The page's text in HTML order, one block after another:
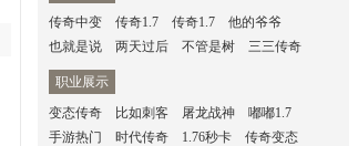
传奇中变
传奇1.7 传奇1.7
他的爷爷
也就是说
两天过后 不管是树 三三传奇
职业展示
变态传奇
比如刺客 屠龙战神
嘟嘟1.7
手游热门
时代传奇 1.76秒卡 传奇变态